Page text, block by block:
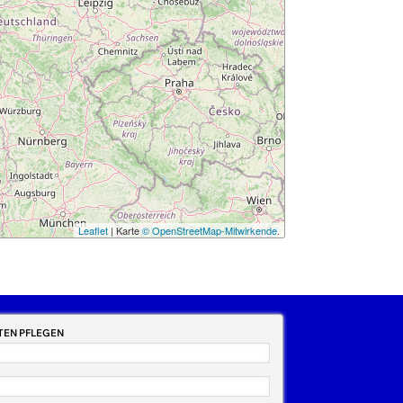
Leaflet | Karte© OpenStreetMap-Mitwirkende.
PFLEGEN